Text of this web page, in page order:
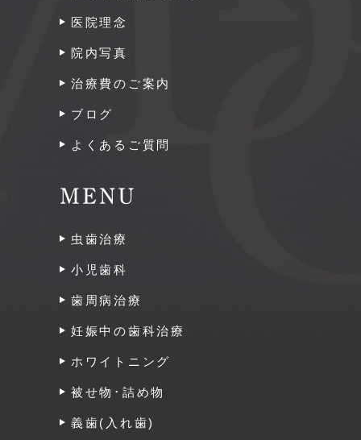
医院理念
院内写真
治療費のご案内
ブログ
よくあるご質問
MENU
虫歯治療
小児歯科
歯周病治療
妊娠中の歯科治療
ホワイトニング
被せ物･詰め物
義歯(入れ歯)